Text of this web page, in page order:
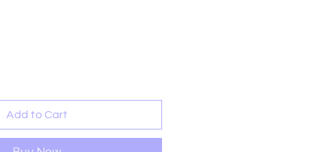
Add to Cart